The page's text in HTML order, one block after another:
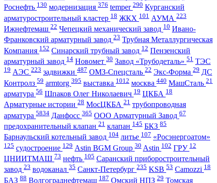
Роснефть 130 модернизация 376 temper 290 Курганский
арматуростроительный кластер 18 ЖКХ 101 АУМА 223
Ижнефтемаш 22 Чепецкий механический завод 10 Ивано-
Франковский арматурный завод 23 Трубная Металлургическая
Компания 152 Синарский трубный завод 12 Пензенский
арматурный завод 14 Новомет 30 Завод «Трубодеталь» 51 ТЭС
19 АЭС 223 задвижки 487 ОМЗ-Спецсталь 22 Экс-Форма 29 ДС
Контролз 59 armtorg 395 выставка 1012 москва 440 МашСталь 21
арматура 56 Шпаков Олег Николаевич 19 ЦКБА 18
Арматурные истории 28 МосЦКБА 21 трубопроводная
арматура 5834 Данфосс 365 ООО Арматурный Завод 67
предохранительный клапан 21 клапан 145 БКЗ 85
Барнаульский котельный завод 104 литье 107 «Росэнергоатом»
125 судостроение 129 Astin BGM Group 30 Astin 102 ГРУ 12
ЦНИИТМАШ 73 нефть 105 Саранский приборостроительный
завод 23 водоканал 35 Санкт-Петербург 235 KSB 53 Camozzi 18
БАЗ 88 Волгограднефтемаш 187 Омский НПЗ 29 Томская